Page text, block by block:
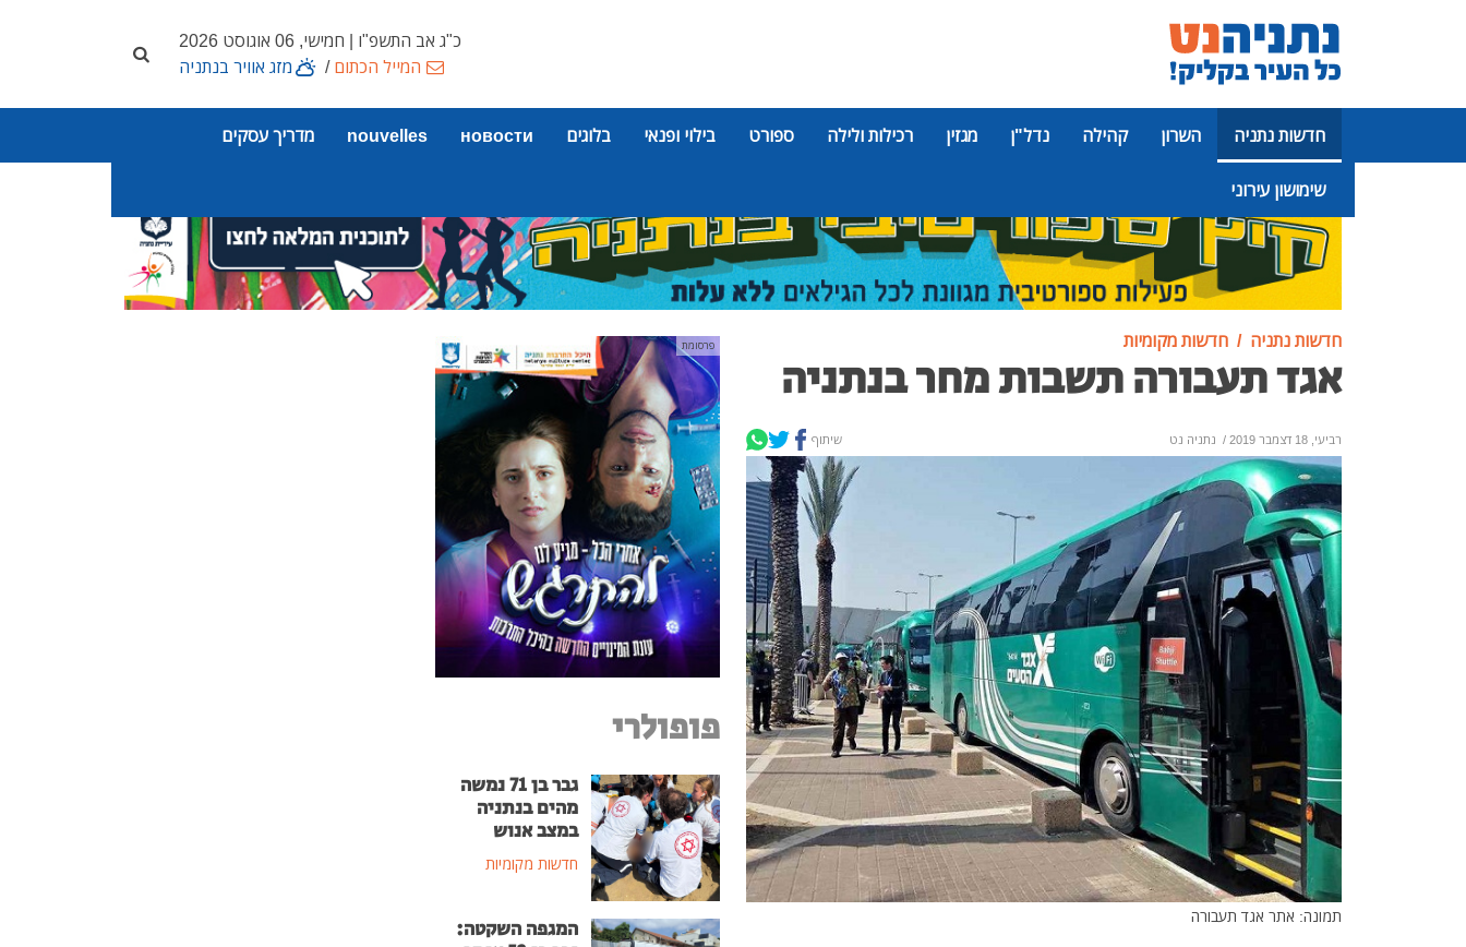
כ"ג אב התשפ"ו | חמישי, 06 אוגוסט 2026
המייל הכתום/ מזג אוויר בנתניה
חדשות נתניה השרון קהילה נדל"ן מגזין רכילות ולילה ספורט בילוי ופנאי בלוגים новости
nouvelles מדריך עסקים
שימושון עירוני
פרסומת
חדשות נתניה חדשות מקומיות
אגד תעבורה תשבות מחר בנתניה
רביעי, 18 דצמבר 2019 / נתניה נט שיתוף
תמונה: אתר אגד תעבורה
פרסומת
פופולרי
גבר בן 71 נמשה
מהים בנתניה
במצב אנוש
חדשות מקומיות
המגפה השקטה: